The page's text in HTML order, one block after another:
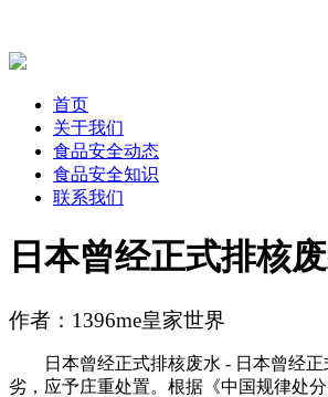
首页
关于我们
食品安全动态
食品安全知识
联系我们
日本曾经正式排核
作者：1396me皇家世界
日本曾经正式排核废水 - 日本曾经正
劣，应予庄重处置。根据《中国规律处